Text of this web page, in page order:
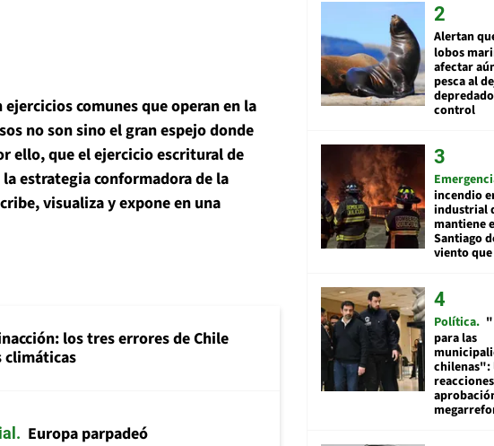
ejercicios comunes que operan en la
no son sino el gran espejo donde
ello, que el ejercicio escritural de
estrategia conformadora de la
visualiza y expone en una
los tres errores de Chile
climáticas
Europa parpadeó
Alertan
lobos
afectar
pesca al
control
incendio
industrial
mantiene
Santiago
viento que
Política
para las
chilenas":